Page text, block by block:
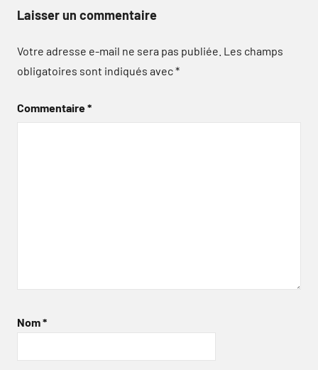
Laisser un commentaire
Votre adresse e-mail ne sera pas publiée. Les champs
obligatoires sont indiqués avec*
Commentaire*
Nom*